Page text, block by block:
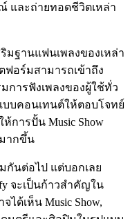
ณ์ และถ่ายทอดชีวิตเหล่า
มฐานแฟนเพลงของเหล่า
อร์มสามารถเข้าถึง
ารฟังเพลงของผู้ใช้ทั่ว
บคอนเทนต์ให้ตอบโจทย์
การปั้น Music Show
ากขึ้น
กันต่อไป แต่บอกเลย
จะเป็นก้าวสำคัญใน
ได้เห็น Music Show,